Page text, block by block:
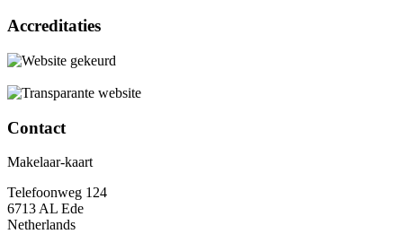
Accreditaties
Contact
Makelaar-kaart
Telefoonweg 124
6713 AL Ede
Netherlands